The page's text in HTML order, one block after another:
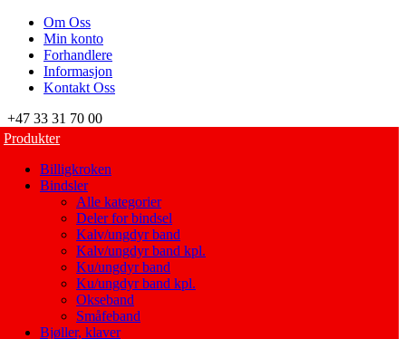
Om Oss
Min konto
Forhandlere
Informasjon
Kontakt Oss
+47 33 31 70 00
Produkter
Billigkroken
Bindsler
Alle kategorier
Deler for bindsel
Kalv/ungdyr band
Kalv/ungdyr band kpl.
Ku/ungdyr band
Ku/ungdyr band kpl.
Okseband
Småfeband
Bjøller, klaver